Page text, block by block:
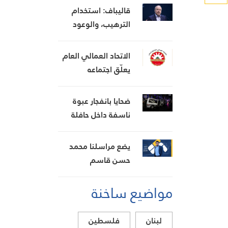
السفن
قاليباف: استخدام
الترهيب، والوعود
الكاذبة كأوراق ضغط
هي استراتيجية
فاشلة
الاتحاد العمالي العام
يعلّق اجتماعه
اجتماع السراي
الحكومي
ضحايا بانفجار عبوة
ناسفة داخل حافلة
دمشق
يضع مراسلنا محمد
حسن قاسم
آخر التطورات في
إيران، مستعرضًا أبرز
المستجدات على
مواضيع ساخنة
لبنان
فلسطين